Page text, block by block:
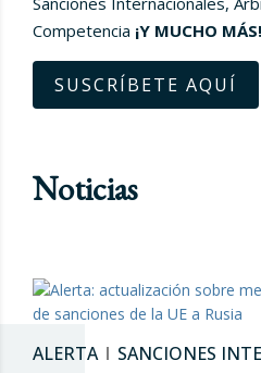
Competencia ¡Y MUCHO MÁS!
SUSCRÍBETE AQUÍ
Noticias
ALERTA SANCIONES